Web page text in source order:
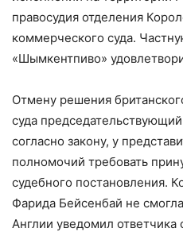
правосудия отделения
коммерческого суда.
«Шымкентпиво»
Отмену решения
суда
согласно закону, у
полномочий требовать
судебного постановления.
Фарида Бейсенбай не
Англии уведомил ответчика